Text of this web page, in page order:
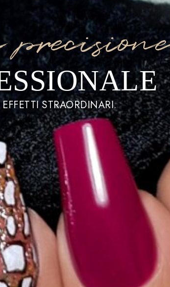
STRAORDINARI.